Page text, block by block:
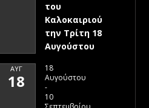
του
Καλοκαιριού
την Τρίτη 18
Αυγούστου
ΑΥΓ
18
18
Αυγούστου
-
10